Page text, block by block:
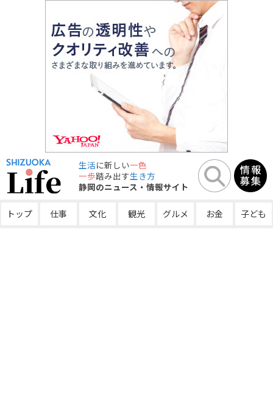
生活に新しい一色
一歩踏み出す生き方
静岡のニュース・情報サイト
トップ 仕事 文化 観光 グルメ お金 子ども